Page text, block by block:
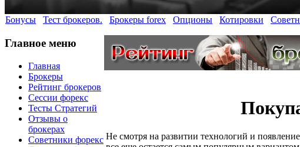
Бонусы Тест брокеров. Брокеры forex Опционы Котировки
Главное меню
Главная
Брокеры
Рейтинг брокеров
Сессии форекс
Тесты Стратегий
Отзывы о
брокерах
Советники форекс Не смотря на развитии технологий и